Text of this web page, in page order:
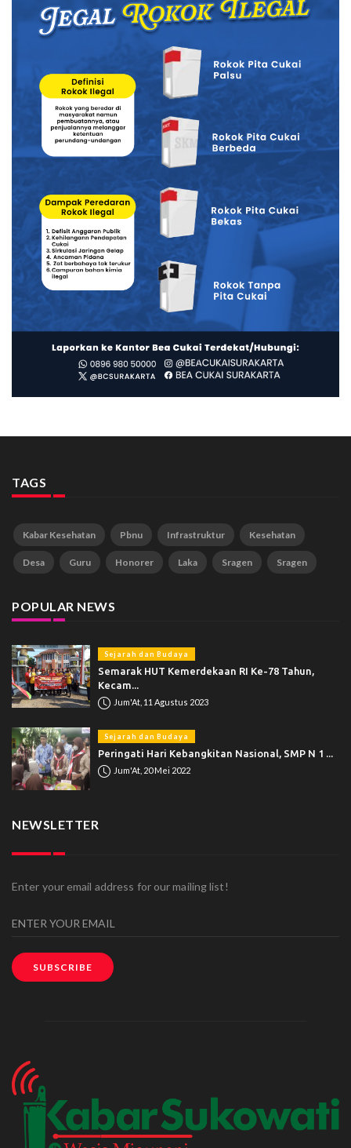
TAGS
Kabar Kesehatan Pbnu Infrastruktur Kesehatan
Desa Guru Honorer Laka Sragen Sragen
POPULAR NEWS
Sejarah dan Budaya
Semarak HUT Kemerdekaan RI Ke-78 Tahun,
Kecam...
Jum'At, 11 Agustus 2023
Sejarah dan Budaya
Peringati Hari Kebangkitan Nasional, SMP N 1 ...
Jum'At, 20 Mei 2022
NEWSLETTER
Enter your email address for our mailing list!
SUBSCRIBE